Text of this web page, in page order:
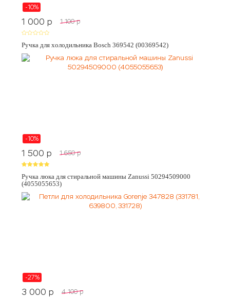
-10%
1 000 p 1 100 p
Ручка для холодильника Bosch 369542 (00369542)
-10%
1 500 p 1 650 p
Ручка люка для стиральной машины Zanussi 50294509000
(4055055653)
-27%
3 000 p 4 100 p